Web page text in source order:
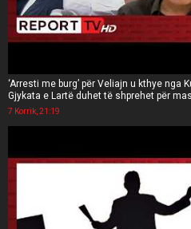
‘Arresti me burg’ për Veliajn u kthye nga
Gjykata e Lartë duhet të shprehet për
7 Korrik, 21:19